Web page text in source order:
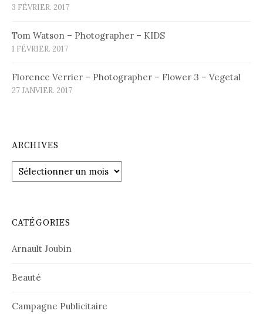
3 FÉVRIER. 2017
Tom Watson – Photographer – KIDS
1 FÉVRIER. 2017
Florence Verrier – Photographer – Flower 3 – Vegetal
27 JANVIER. 2017
ARCHIVES
Archives
CATÉGORIES
Arnault Joubin
Beauté
Campagne Publicitaire